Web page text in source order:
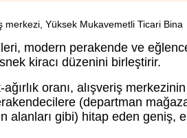
merkezi, Yüksek Mukavemetli Ticari Bina
modern perakende ve
kiracı düzenini birleştirir.
oranı, alışveriş
(departman
alanları gibi) hitap eden geniş,